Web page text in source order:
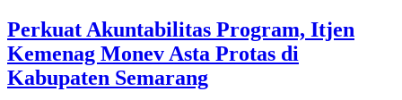
Perkuat Akuntabilitas Program, Itjen
Kemenag Monev Asta Protas di
Kabupaten Semarang